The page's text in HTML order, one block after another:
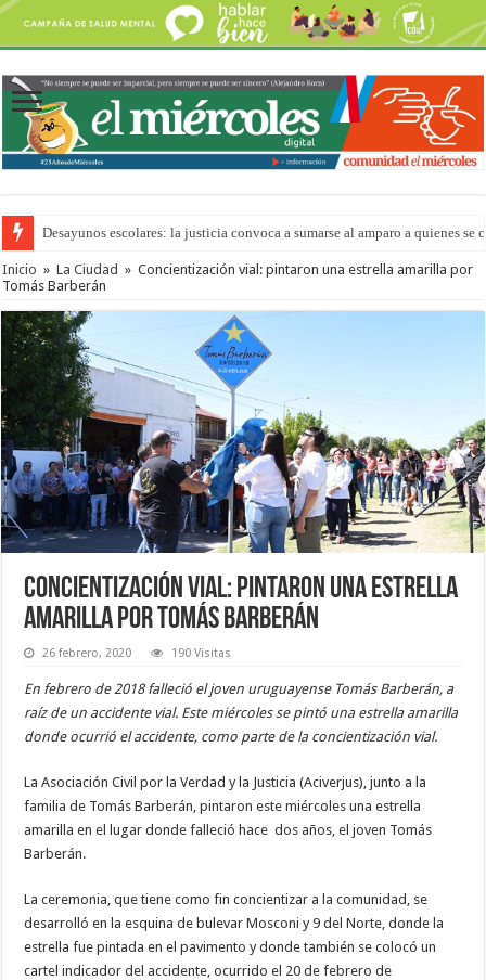
Desayunos escolares: la justicia convoca a sumarse al amparo a quienes se
“La Feria en tu Barrio” para agostocon sus días y horarios
Inicio » La Ciudad » Concientización vial: pintaron una estrella amarilla por
Tomás Barberán
Concientización vial: pintaron una estrella
amarilla por Tomás Barberán
26 febrero, 2020 190 Visitas
En febrero de 2018 falleció el joven uruguayense Tomás Barberán, a
raíz de un accidente vial. Este miércoles se pintó una estrella amarilla
donde ocurrió el accidente, como parte de la concientización vial.
La Asociación Civil por la Verdad y la Justicia (Aciverjus), junto a la
familia de Tomás Barberán, pintaron este miércoles una estrella
amarilla en el lugar donde falleció hace dos años, el joven Tomás
Barberán.
La ceremonia, que tiene como fin concientizar a la comunidad, se
desarrolló en la esquina de bulevar Mosconi y 9 del Norte, donde la
estrella fue pintada en el pavimento y donde también se colocó un
cartel indicador del accidente, ocurrido el 20 de febrero de